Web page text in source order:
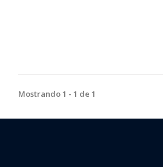
Mostrando 1 - 1 de 1